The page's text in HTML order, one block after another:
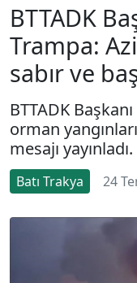
BTTADK
Trampa:
sabır ve
BTTADK
orman
mesajı yayınladı.
Batı Trakya 24